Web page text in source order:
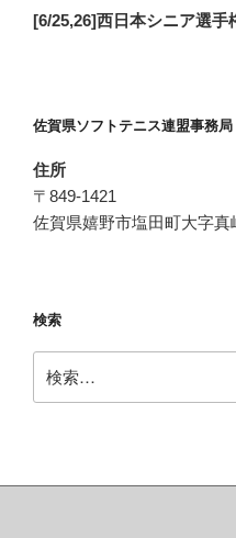
ー
の
[6/25,26]西日本シニア選手
佐賀県ソフトテニス連盟事務局
住所
〒849-1421
佐賀県嬉野市塩田町大字真
検索
索: